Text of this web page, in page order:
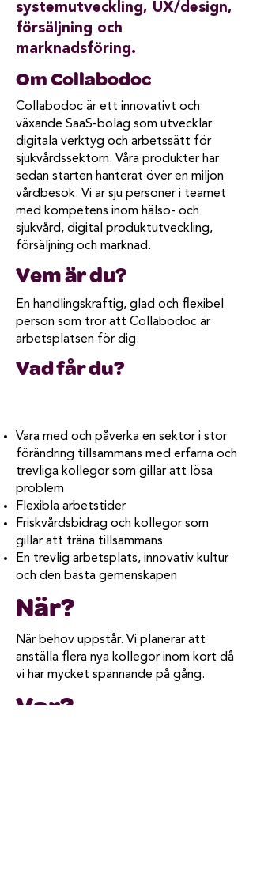
systemutveckling, UX/design,
försäljning och
marknadsföring.
Om Collabodoc
Collabodoc är ett innovativt och
växande SaaS-bolag som utvecklar
digitala verktyg och arbetssätt för
sjukvårdssektorn. Våra produkter har
sedan starten hanterat över en miljon
vårdbesök. Vi är sju personer i teamet
med kompetens inom hälso- och
sjukvård, digital produktutveckling,
försäljning och marknad.
Vem är du?
En handlingskraftig, glad och flexibel
person som tror att Collabodoc är
arbetsplatsen för dig.
Vad får du?
Vara med och påverka en sektor i stor
förändring tillsammans med erfarna och
trevliga kollegor som gillar att lösa
problem
Flexibla arbetstider
Friskvårdsbidrag och kollegor som
gillar att träna tillsammans
En trevlig arbetsplats, innovativ kultur
och den bästa gemenskapen
När?
När behov uppstår. Vi planerar att
anställa flera nya kollegor inom kort då
vi har mycket spännande på gång​.
Var?